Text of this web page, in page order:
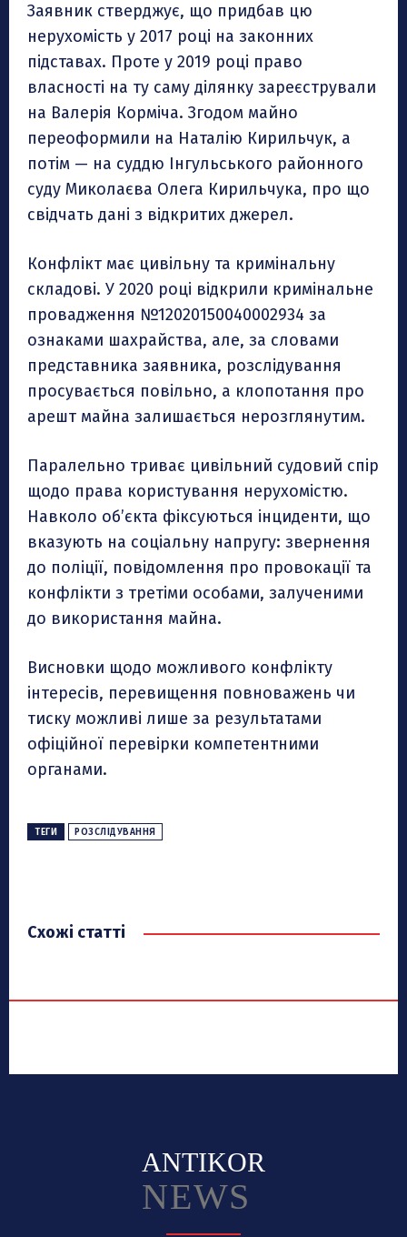
Заявник стверджує, що придбав цю
нерухомість у 2017 році на законних
підставах. Проте у 2019 році право
власності на ту саму ділянку зареєстрували
на Валерія Корміча. Згодом майно
переоформили на Наталію Кирильчук, а
потім — на суддю Інгульського районного
суду Миколаєва Олега Кирильчука, про що
свідчать дані з відкритих джерел.
Конфлікт має цивільну та кримінальну
складові. У 2020 році відкрили кримінальне
провадження №12020150040002934 за
ознаками шахрайства, але, за словами
представника заявника, розслідування
просувається повільно, а клопотання про
арешт майна залишається нерозглянутим.
Паралельно триває цивільний судовий спір
щодо права користування нерухомістю.
Навколо об’єкта фіксуються інциденти, що
вказують на соціальну напругу: звернення
до поліції, повідомлення про провокації та
конфлікти з третіми особами, залученими
до використання майна.
Висновки щодо можливого конфлікту
інтересів, перевищення повноважень чи
тиску можливі лише за результатами
офіційної перевірки компетентними
органами.
ТЕГИ РОЗСЛІДУВАННЯ
Схожі статті
ANTIKOR
NEWS